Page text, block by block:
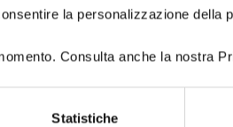
la personalizzazione della
Consulta anche la nostra
Statistiche
a bordo